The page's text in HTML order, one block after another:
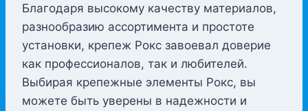
Благодаря высокому качеству материалов,
разнообразию ассортимента и простоте
установки, крепеж Рокс завоевал доверие
как профессионалов, так и любителей.
Выбирая крепежные элементы Рокс, вы
можете быть уверены в надежности и